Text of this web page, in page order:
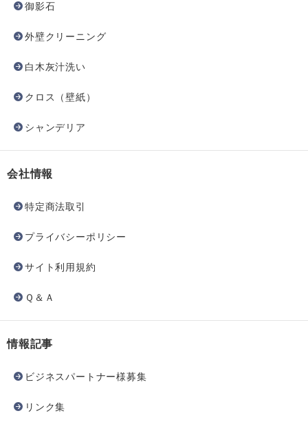
御影石
外壁クリーニング
白木灰汁洗い
クロス（壁紙）
シャンデリア
会社情報
特定商法取引
プライバシーポリシー
サイト利用規約
Ｑ＆Ａ
情報記事
ビジネスパートナー様募集
リンク集